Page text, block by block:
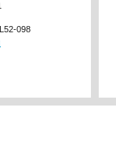
098